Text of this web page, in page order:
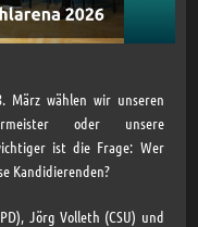
März wählen wir unseren
oder unsere
ist die Frage: Wer
Kandidierenden?
Jörg Volleth (CSU) und